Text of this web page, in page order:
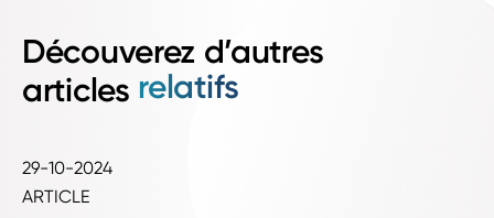
Découverez d’autres
articles relatifs
29-10-2024
ARTICLE